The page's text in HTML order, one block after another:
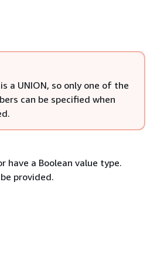
a UNION, so only one of the
can be specified when
have a Boolean value type.
provided.